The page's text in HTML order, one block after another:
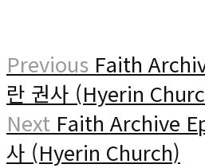
Previous Faith
란 권사 (Hyerin
Next Faith Archive
사 (Hyerin Church)